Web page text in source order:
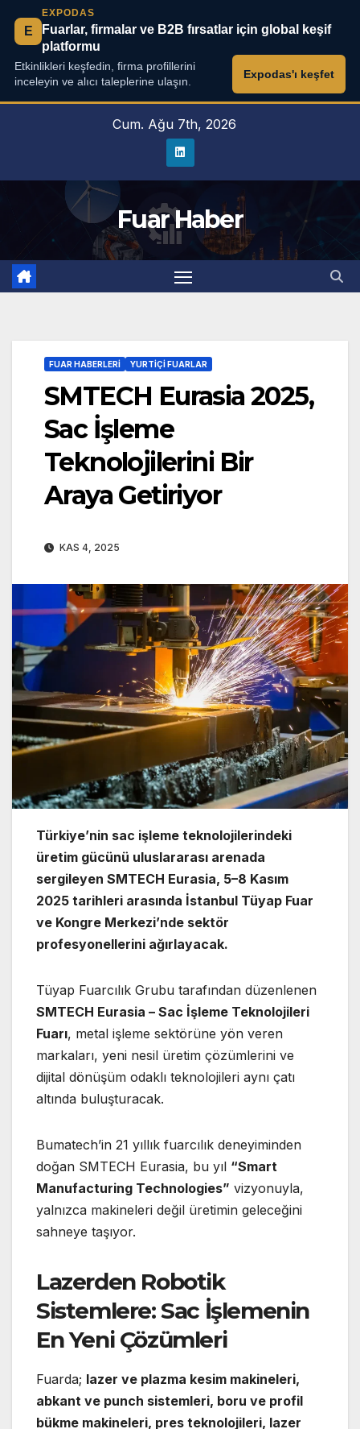
E
EXPODAS
Fuarlar, firmalar ve B2B fırsatlar için global keşif
platformu
Etkinlikleri keşfedin, firma profillerini
inceleyin ve alıcı taleplerine ulaşın.
Expodas'ı keşfet
Cum. Ağu 7th, 2026
Fuar Haber
FUAR HABERLERI YURTIÇI FUARLAR
SMTECH Eurasia 2025,
Sac İşleme
Teknolojilerini Bir
Araya Getiriyor
KAS 4, 2025
Türkiye’nin sac işleme teknolojilerindeki
üretim gücünü uluslararası arenada
sergileyen SMTECH Eurasia, 5–8 Kasım
2025 tarihleri arasında İstanbul Tüyap Fuar
ve Kongre Merkezi’nde sektör
profesyonellerini ağırlayacak.
Tüyap Fuarcılık Grubu tarafından düzenlenen
SMTECH Eurasia – Sac İşleme Teknolojileri
Fuarı, metal işleme sektörüne yön veren
markaları, yeni nesil üretim çözümlerini ve
dijital dönüşüm odaklı teknolojileri aynı çatı
altında buluşturacak.
Bumatech’in 21 yıllık fuarcılık deneyiminden
doğan SMTECH Eurasia, bu yıl “Smart
Manufacturing Technologies” vizyonuyla,
yalnızca makineleri değil üretimin geleceğini
sahneye taşıyor.
Lazerden Robotik
Sistemlere: Sac İşlemenin
En Yeni Çözümleri
Fuarda; lazer ve plazma kesim makineleri,
abkant ve punch sistemleri, boru ve profil
bükme makineleri, pres teknolojileri, lazer